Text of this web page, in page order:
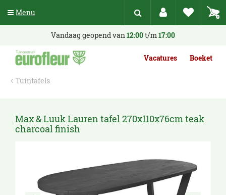
n
Tuintafels
Vandaag geopend van12:00t/m17:00
Vacatures Boeket
Max & Luuk Lauren tafel 270x110x76cm teak
charcoal finish
Menu